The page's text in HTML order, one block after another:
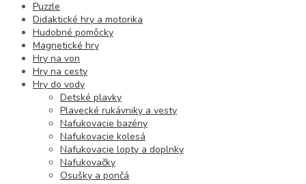
Puzzle
Didaktické hry a motorika
Hudobné pomôcky
Magnetické hry
Hry na von
Hry na cesty
Hry do vody
Detské plavky
Plavecké rukávniky a vesty
Nafukovacie bazény
Nafukovacie kolesá
Nafukovacie lopty a doplnky
Nafukovačky
Osušky a pončá